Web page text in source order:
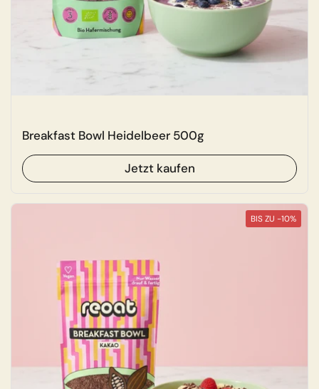
Breakfast Bowl Heidelbeer 500g
Jetzt kaufen
BIS ZU -10%